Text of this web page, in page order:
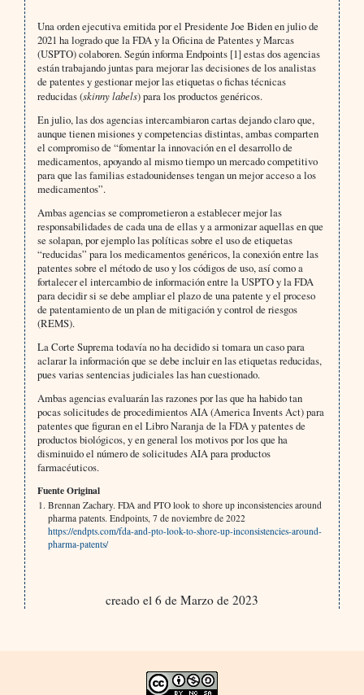
Una orden ejecutiva emitida por el Presidente Joe Biden en julio de
2021 ha logrado que la FDA y la Oficina de Patentes y Marcas
(USPTO) colaboren. Según informa Endpoints [1] estas dos agencias
están trabajando juntas para mejorar las decisiones de los analistas
de patentes y gestionar mejor las etiquetas o fichas técnicas
reducidas (skinny labels) para los productos genéricos.
En julio, las dos agencias intercambiaron cartas dejando claro que,
aunque tienen misiones y competencias distintas, ambas comparten
el compromiso de “fomentar la innovación en el desarrollo de
medicamentos, apoyando al mismo tiempo un mercado competitivo
para que las familias estadounidenses tengan un mejor acceso a los
medicamentos”.
Ambas agencias se comprometieron a establecer mejor las
responsabilidades de cada una de ellas y a armonizar aquellas en que
se solapan, por ejemplo las políticas sobre el uso de etiquetas
“reducidas” para los medicamentos genéricos, la conexión entre las
patentes sobre el método de uso y los códigos de uso, así como a
fortalecer el intercambio de información entre la USPTO y la FDA
para decidir si se debe ampliar el plazo de una patente y el proceso
de patentamiento de un plan de mitigación y control de riesgos
(REMS).
La Corte Suprema todavía no ha decidido si tomara un caso para
aclarar la información que se debe incluir en las etiquetas reducidas,
pues varias sentencias judiciales las han cuestionado.
Ambas agencias evaluarán las razones por las que ha habido tan
pocas solicitudes de procedimientos AIA (America Invents Act) para
patentes que figuran en el Libro Naranja de la FDA y patentes de
productos biológicos, y en general los motivos por los que ha
disminuido el número de solicitudes AIA para productos
farmacéuticos.
Fuente Original
Brennan Zachary. FDA and PTO look to shore up inconsistencies around
pharma patents. Endpoints, 7 de noviembre de 2022
https://endpts.com/fda-and-pto-look-to-shore-up-inconsistencies-around-
pharma-patents/
creado el 6 de Marzo de 2023